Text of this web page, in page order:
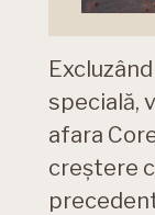
specială,
afara
creștere